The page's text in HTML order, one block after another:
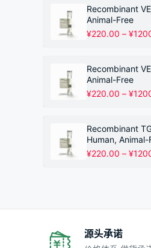
Recombinant
Animal-Free
¥220.00 – ¥
Recombinant
Animal-Free
¥220.00 – ¥
Recombinant
Human, Animal-
¥220.00 – ¥
源头承诺